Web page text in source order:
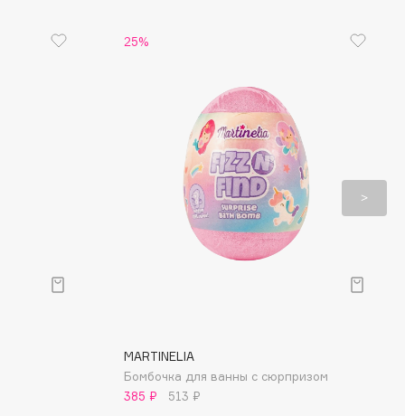
25%
MARTINELIA
Бомбочка для ванны с сюрпризом
385 ₽
513 ₽